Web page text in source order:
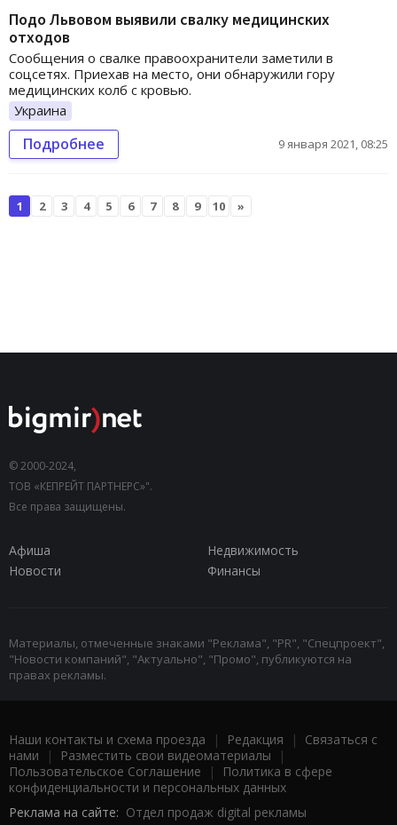
Подо Львовом выявили свалку медицинских
отходов
Сообщения о свалке правоохранители заметили в
соцсетях. Приехав на место, они обнаружили гору
медицинских колб с кровью.
Украина
Подробнее 9 января 2021, 08:25
1 2 3 4 5 6 7 8 9 10 »
© 2000-2024,
ТОВ «КЕПРЕЙТ ПАРТНЕРС»".
Все права защищены.
Афиша
Недвижимость
Новости
Финансы
Материалы, отмеченные знаками "Реклама", "PR", "Спецпроект",
"Новости компаний", "Актуально", "Промо", публикуются на
правах рекламы.
Наши контакты и схема проезда | Редакция | Связаться с
нами | Разместить свои видеоматериалы |
Пользовательское Соглашение |
Политика в сфере
конфиденциальности и персональных данных
Реклама на сайте: Отдел продаж digital рекламы